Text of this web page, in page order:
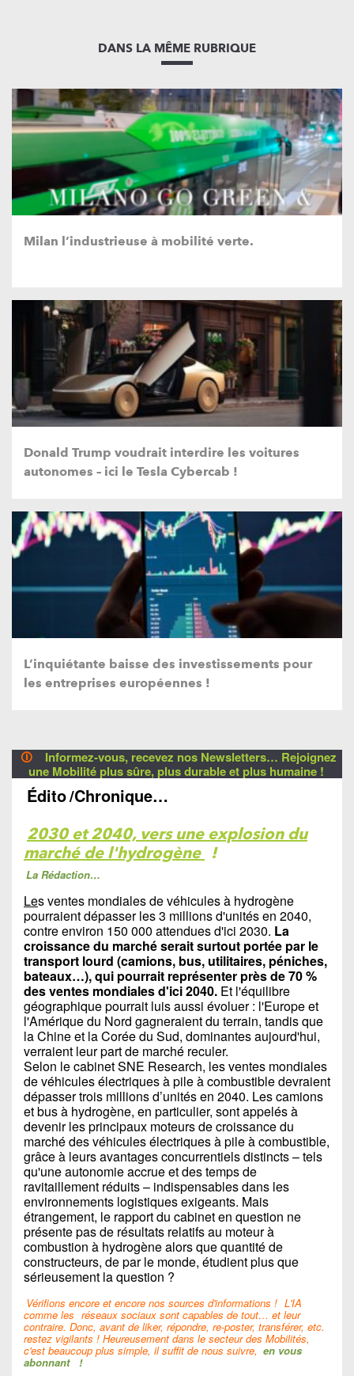
DANS LA MÊME RUBRIQUE
Milan l’industrieuse à mobilité verte.
Donald Trump voudrait interdire les voitures
autonomes – ici le Tesla Cybercab !
L’inquiétante baisse des investissements pour
les entreprises européennes !
🛈
Informez-vous, recevez nos Newsletters… Rejoignez
une Mobilité plus sûre, plus durable et plus humaine !
Édito/Chronique…
2030 et 2040, vers une explosion du
marché de l'hydrogène !
La Rédaction…
Les ventes mondiales de véhicules à hydrogène
pourraient dépasser les 3 millions d'unités en 2040,
contre environ 150 000 attendues d'ici 2030. La
croissance du marché serait surtout portée par le
transport lourd (camions, bus, utilitaires, péniches,
bateaux…), qui pourrait représenter près de 70 %
des ventes mondiales d'ici 2040. Et l'équilibre
géographique pourrait luis aussi évoluer : l'Europe et
l'Amérique du Nord gagneraient du terrain, tandis que
la Chine et la Corée du Sud, dominantes aujourd'hui,
verraient leur part de marché reculer.
Selon le cabinet SNE Research, les ventes mondiales
de véhicules électriques à pile à combustible devraient
dépasser trois millions d’unités en 2040. Les camions
et bus à hydrogène, en particulier, sont appelés à
devenir les principaux moteurs de croissance du
marché des véhicules électriques à pile à combustible,
grâce à leurs avantages concurrentiels distincts – tels
qu'une autonomie accrue et des temps de
ravitaillement réduits – indispensables dans les
environnements logistiques exigeants. Mais
étrangement, le rapport du cabinet en question ne
présente pas de résultats relatifs au moteur à
combustion à hydrogène alors que quantité de
constructeurs, de par le monde, étudient plus que
sérieusement la question ?
Vérifions encore et encore nos sources d'informations ! L'IA
comme les réseaux sociaux sont capables de tout… et leur
contraire. Donc, avant de liker, répondre, re-poster, transférer, etc.
restez vigilants ! Heureusement dans le secteur des Mobilités,
c'est beaucoup plus simple, il suffit de nous suivre, en vous
abonnant !